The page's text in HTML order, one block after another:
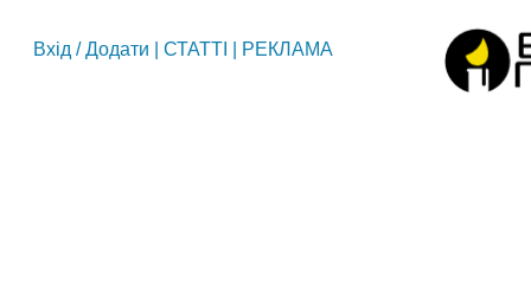
Вхід /Додати СТАТТІ РЕКЛАМА